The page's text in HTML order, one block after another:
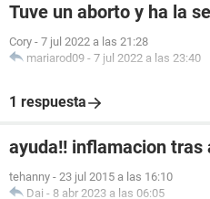
Tuve un aborto y ha la
Cory - 7 jul 2022 a las 21:28
mariarod09 - 7 jul 2022 a las 23:40
1 respuesta
ayuda!! inflamacion tras
tehanny - 23 jul 2015 a las 16:10
Dai - 8 abr 2023 a las 06:05